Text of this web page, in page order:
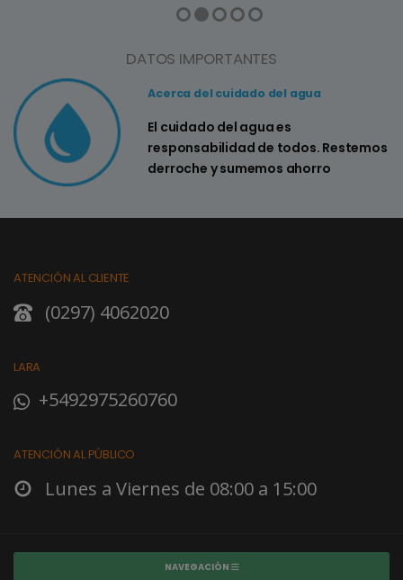
DATOS IMPORTANTES
Acerca del cuidado del agua
El cuidado del agua es
responsabilidad de todos. Restemos
derroche y sumemos ahorro
ATENCIÓN AL CLIENTE
(0297) 4062020
LARA
+5492975260760
ATENCIÓN AL PÚBLICO
Lunes a Viernes de 08:00 a 15:00
NAVEGACIÓN